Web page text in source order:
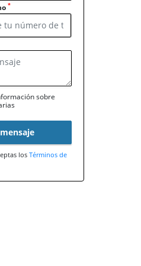
*
sobre
los Términos de